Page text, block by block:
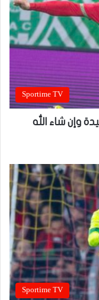
Sportime TV
وإن شاء الله
Sportime TV